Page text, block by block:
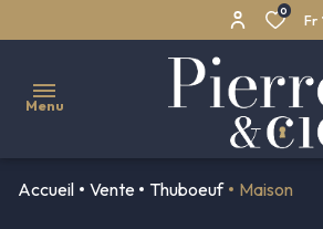
0 Fr
Menu
Accueil Vente Thuboeuf Maison